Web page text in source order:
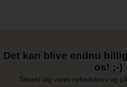
Det kan blive endnu
os! ;-)
Tilmeld dig vores nyhedsbrev og